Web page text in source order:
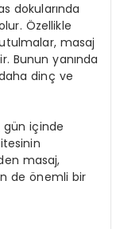
dokularında
Özellikle
masaj
Bunun yanında
daha dinç ve
gün içinde
masaj,
de önemli bir